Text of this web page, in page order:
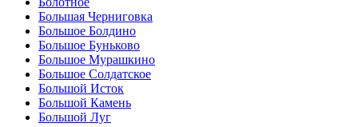
Большая Черниговка
Большое Болдино
Большое Буньково
Большое Мурашкино
Большое Солдатское
Большой Исток
Большой Камень
Большой Луг